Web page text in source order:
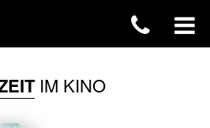
IM KINO